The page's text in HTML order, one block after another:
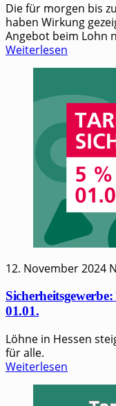
Die für morgen bis
haben Wirkung
Angebot beim Lohn
Weiterlesen
12. November 2024
01.01.
Löhne in Hessen
für alle.
Weiterlesen